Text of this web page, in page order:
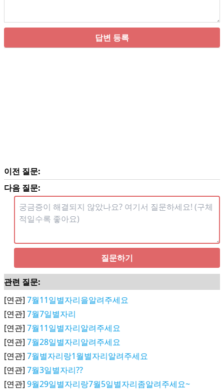
답변 등록
이전 질문:
다음 질문:
질문하기
관련 질문:
[연관] 7월11일별자리을알려주세요
[연관] 7월7일별자리
[연관] 7월11일별자리알려주세요
[연관] 7월28일별자리알려주세요
[연관] 7월별자리랑1월별자리알려주세요
[연관] 7월3일별자리??
[연관] 9월29일별자리랑7월5일별자리좀알려주세요~